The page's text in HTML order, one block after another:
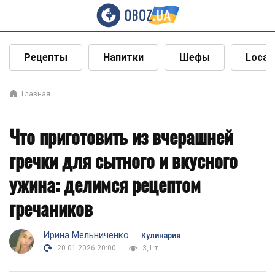
Рецепты Напитки Шефы Local
Главная
Что приготовить из вчерашней
гречки для сытного и вкусного
ужина: делимся рецептом
гречаников
Ирина Мельниченко
Кулинария
20.01.2026 20:00
3,1 т.